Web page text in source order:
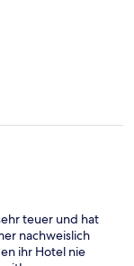
teuer und hat
nachweislich
ihr Hotel nie